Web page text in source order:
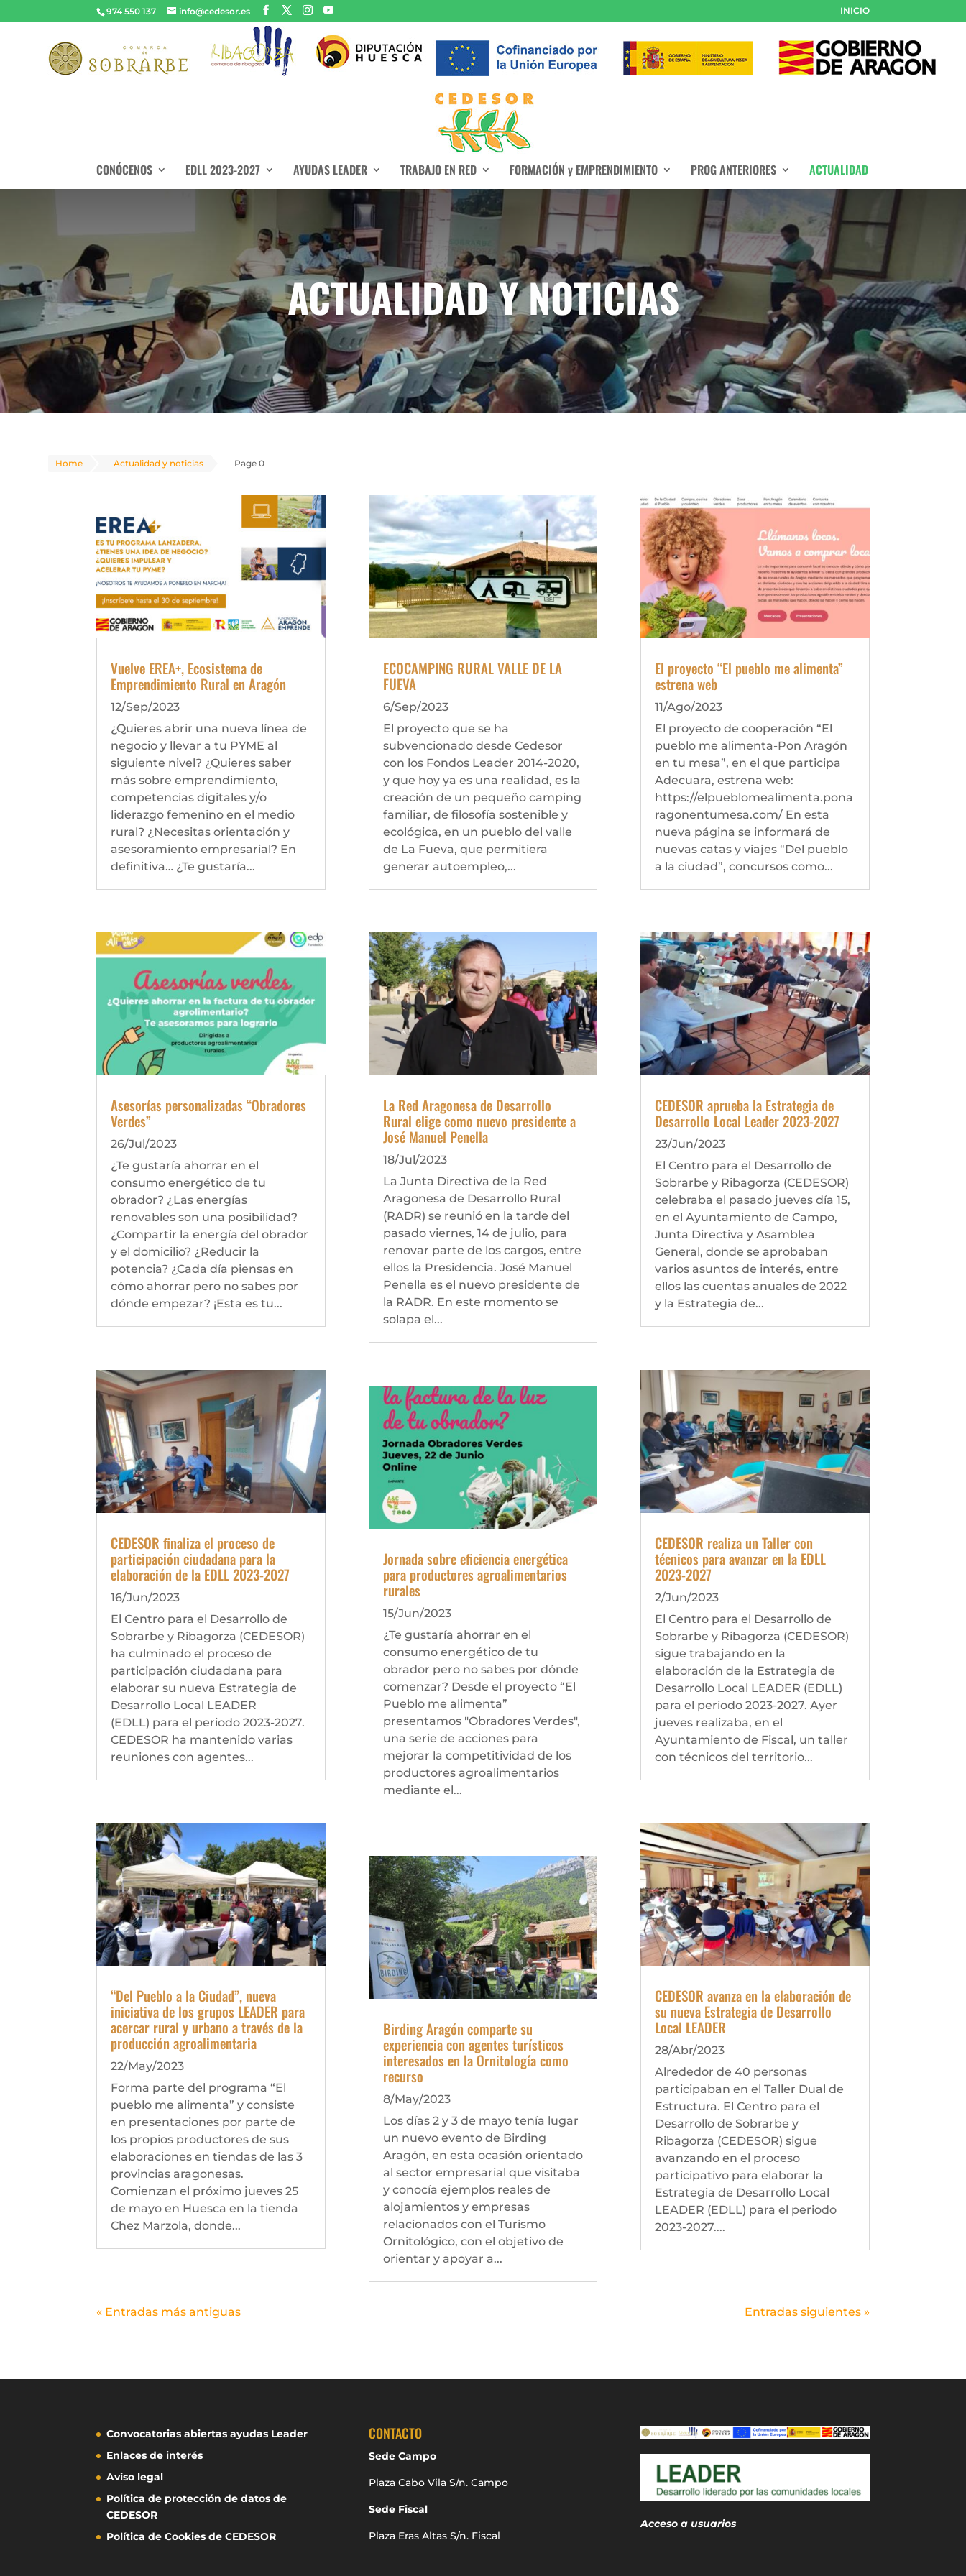
974 550 137 info@cedesor.es INICIO
CONÓCENOS EDLL 2023-2027 AYUDAS LEADER TRABAJO EN RED FORMACIÓN y EMPRENDIMIENTO PROG ANTERIORES ACTUALIDAD
ACTUALIDAD Y NOTICIAS
Home Actualidad y noticias Page 0
Vuelve EREA+, Ecosistema de
Emprendimiento Rural en Aragón
12/Sep/2023
¿Quieres abrir una nueva línea de
negocio y llevar a tu PYME al
siguiente nivel? ¿Quieres saber
más sobre emprendimiento,
competencias digitales y/o
liderazgo femenino en el medio
rural? ¿Necesitas orientación y
asesoramiento empresarial? En
definitiva… ¿Te gustaría...
Asesorías personalizadas “Obradores
Verdes”
26/Jul/2023
¿Te gustaría ahorrar en el
consumo energético de tu
obrador? ¿Las energías
renovables son una posibilidad?
¿Compartir la energía del obrador
y el domicilio? ¿Reducir la
potencia? ¿Cada día piensas en
cómo ahorrar pero no sabes por
dónde empezar? ¡Esta es tu...
CEDESOR finaliza el proceso de
participación ciudadana para la
elaboración de la EDLL 2023-2027
16/Jun/2023
El Centro para el Desarrollo de
Sobrarbe y Ribagorza (CEDESOR)
ha culminado el proceso de
participación ciudadana para
elaborar su nueva Estrategia de
Desarrollo Local LEADER
(EDLL) para el periodo 2023-2027.
CEDESOR ha mantenido varias
reuniones con agentes...
“Del Pueblo a la Ciudad”, nueva
iniciativa de los grupos LEADER para
acercar rural y urbano a través de la
producción agroalimentaria
22/May/2023
Forma parte del programa “El
pueblo me alimenta” y consiste
en presentaciones por parte de
los propios productores de sus
elaboraciones en tiendas de las 3
provincias aragonesas.
Comienzan el próximo jueves 25
de mayo en Huesca en la tienda
Chez Marzola, donde...
ECOCAMPING RURAL VALLE DE LA
FUEVA
6/Sep/2023
El proyecto que se ha
subvencionado desde Cedesor
con los Fondos Leader 2014-2020,
y que hoy ya es una realidad, es la
creación de un pequeño camping
familiar, de filosofía sostenible y
ecológica, en un pueblo del valle
de La Fueva, que permitiera
generar autoempleo,...
La Red Aragonesa de Desarrollo
Rural elige como nuevo presidente a
José Manuel Penella
18/Jul/2023
La Junta Directiva de la Red
Aragonesa de Desarrollo Rural
(RADR) se reunió en la tarde del
pasado viernes, 14 de julio, para
renovar parte de los cargos, entre
ellos la Presidencia. José Manuel
Penella es el nuevo presidente de
la RADR. En este momento se
solapa el...
Jornada sobre eficiencia energética
para productores agroalimentarios
rurales
15/Jun/2023
¿Te gustaría ahorrar en el
consumo energético de tu
obrador pero no sabes por dónde
comenzar? Desde el proyecto “El
Pueblo me alimenta”
presentamos "Obradores Verdes",
una serie de acciones para
mejorar la competitividad de los
productores agroalimentarios
mediante el...
Birding Aragón comparte su
experiencia con agentes turísticos
interesados en la Ornitología como
recurso
8/May/2023
Los días 2 y 3 de mayo tenía lugar
un nuevo evento de Birding
Aragón, en esta ocasión orientado
al sector empresarial que visitaba
y conocía ejemplos reales de
alojamientos y empresas
relacionados con el Turismo
Ornitológico, con el objetivo de
orientar y apoyar a...
El proyecto “El pueblo me alimenta”
estrena web
11/Ago/2023
El proyecto de cooperación “El
pueblo me alimenta-Pon Aragón
en tu mesa”, en el que participa
Adecuara, estrena web:
https://elpueblomealimenta.pona
ragonentumesa.com/ En esta
nueva página se informará de
nuevas catas y viajes “Del pueblo
a la ciudad”, concursos como...
CEDESOR aprueba la Estrategia de
Desarrollo Local Leader 2023-2027
23/Jun/2023
El Centro para el Desarrollo de
Sobrarbe y Ribagorza (CEDESOR)
celebraba el pasado jueves día 15,
en el Ayuntamiento de Campo,
Junta Directiva y Asamblea
General, donde se aprobaban
varios asuntos de interés, entre
ellos las cuentas anuales de 2022
y la Estrategia de...
CEDESOR realiza un Taller con
técnicos para avanzar en la EDLL
2023-2027
2/Jun/2023
El Centro para el Desarrollo de
Sobrarbe y Ribagorza (CEDESOR)
sigue trabajando en la
elaboración de la Estrategia de
Desarrollo Local LEADER (EDLL)
para el periodo 2023-2027. Ayer
jueves realizaba, en el
Ayuntamiento de Fiscal, un taller
con técnicos del territorio...
CEDESOR avanza en la elaboración de
su nueva Estrategia de Desarrollo
Local LEADER
28/Abr/2023
Alrededor de 40 personas
participaban en el Taller Dual de
Estructura. El Centro para el
Desarrollo de Sobrarbe y
Ribagorza (CEDESOR) sigue
avanzando en el proceso
participativo para elaborar la
Estrategia de Desarrollo Local
LEADER (EDLL) para el periodo
2023-2027....
« Entradas más antiguas Entradas siguientes »
Convocatorias abiertas ayudas Leader
Enlaces de interés
Aviso legal
Política de protección de datos de
CEDESOR
Política de Cookies de CEDESOR
CONTACTO
Sede Campo
Plaza Cabo Vila S/n. Campo
Sede Fiscal
Plaza Eras Altas S/n. Fiscal
Acceso a usuarios